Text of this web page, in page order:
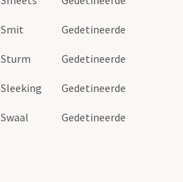
Smit Gedetineerde
Sturm Gedetineerde
Sleeking Gedetineerde
Swaal Gedetineerde